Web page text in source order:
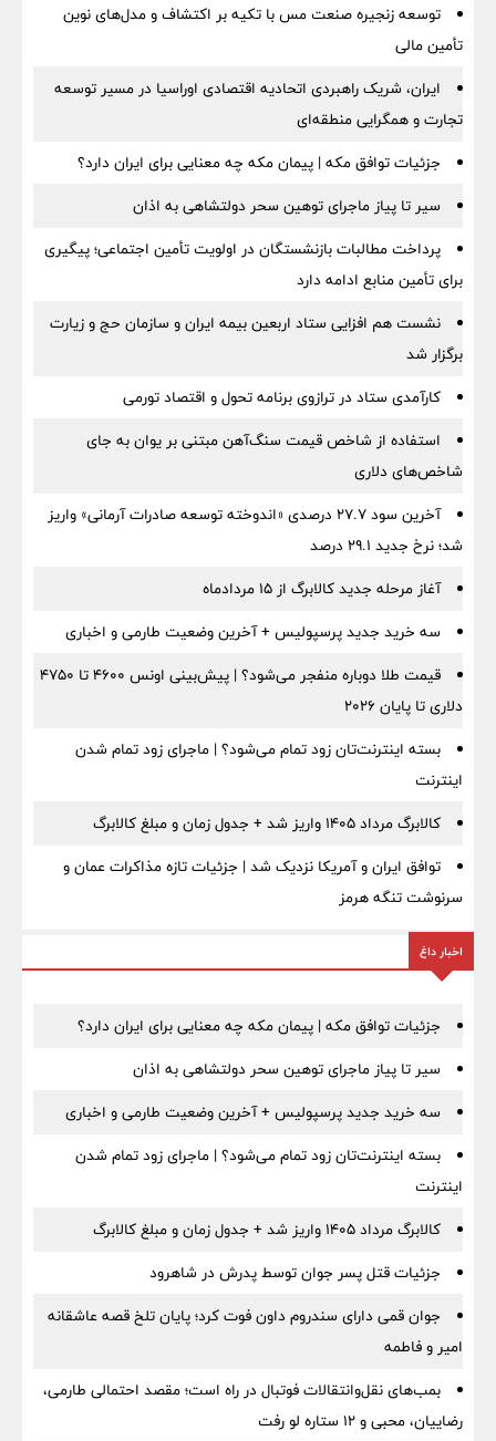
توسعه زنجیره صنعت مس با تکیه بر اکتشاف و مدل‌های نوین
تأمین مالی
ایران، شریک راهبردی اتحادیه اقتصادی اوراسیا در مسیر توسعه
تجارت و همگرایی منطقه‌ای
جزئیات توافق مکه | پیمان مکه چه معنایی برای ایران دارد؟
سیر تا پیاز ماجرای توهین سحر دولتشاهی به اذان
پرداخت مطالبات بازنشستگان در اولویت تأمین اجتماعی؛ پیگیری
برای تأمین منابع ادامه دارد
نشست هم افزایی ستاد اربعین بیمه ایران و سازمان حج و زیارت
برگزار شد
کارآمدی ستاد در ترازوی برنامه تحول و اقتصاد تورمی
استفاده از شاخص قیمت سنگ‌آهن مبتنی بر یوان به جای
شاخص‌های دلاری
آخرین سود ۲۷.۷ درصدی «اندوخته توسعه صادرات آرمانی» واریز
شد؛ نرخ جدید ۲۹.۱ درصد
آغاز مرحله جدید کالابرگ از ۱۵ مردادماه
سه خرید جدید پرسپولیس + آخرین وضعیت طارمی و اخباری
قیمت طلا دوباره منفجر می‌شود؟ | پیش‌بینی اونس ۴۶۰۰ تا ۴۷۵۰
دلاری تا پایان ۲۰۲۶
بسته اینترنت‌تان زود تمام می‌شود؟ | ماجرای زود تمام شدن
اینترنت
کالابرگ مرداد ۱۴۰۵ واریز شد + جدول زمان و مبلغ کالابرگ
توافق ایران و آمریکا نزدیک شد | جزئیات تازه مذاکرات عمان و
سرنوشت تنگه هرمز
اخبار داغ
جزئیات توافق مکه | پیمان مکه چه معنایی برای ایران دارد؟
سیر تا پیاز ماجرای توهین سحر دولتشاهی به اذان
سه خرید جدید پرسپولیس + آخرین وضعیت طارمی و اخباری
بسته اینترنت‌تان زود تمام می‌شود؟ | ماجرای زود تمام شدن
اینترنت
کالابرگ مرداد ۱۴۰۵ واریز شد + جدول زمان و مبلغ کالابرگ
جزئیات قتل پسر جوان توسط پدرش در شاهرود
جوان قمی دارای سندروم داون فوت کرد؛ پایان تلخ قصه عاشقانه
امیر و فاطمه
بمب‌های نقل‌وانتقالات فوتبال در راه است؛ مقصد احتمالی طارمی،
رضاییان، محبی و ۱۲ ستاره لو رفت